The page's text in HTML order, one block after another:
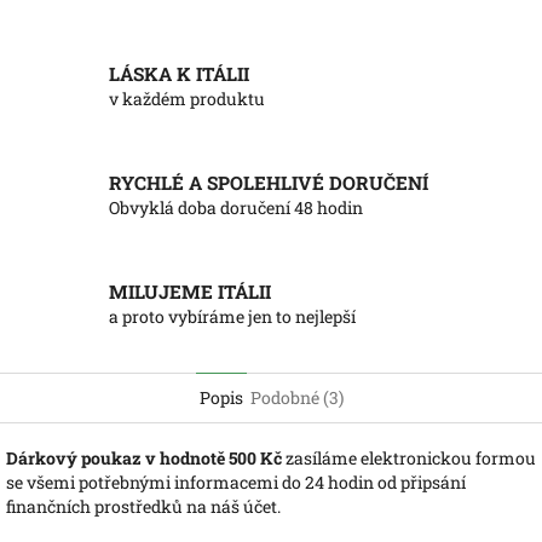
LÁSKA K ITÁLII
v každém produktu
RYCHLÉ A SPOLEHLIVÉ DORUČENÍ
Obvyklá doba doručení 48 hodin
MILUJEME ITÁLII
a proto vybíráme jen to nejlepší
Popis Podobné (3)
Dárkový poukaz v hodnotě 500 Kčzasíláme elektronickou formou
se všemi potřebnými informacemi do 24 hodin od připsání
finančních prostředků na náš účet.